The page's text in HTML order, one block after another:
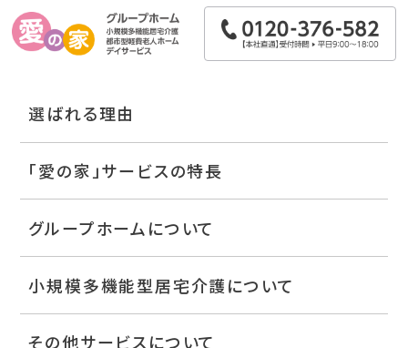
選ばれる理由
「愛の家」サービスの特長
グループホームについて
小規模多機能型居宅介護について
その他サービスについて